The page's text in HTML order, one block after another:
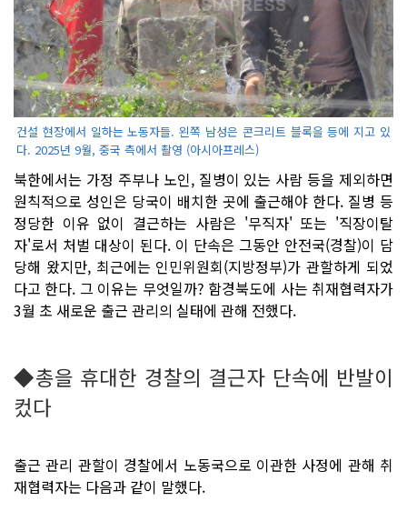
건설 현장에서 일하는 노동자들. 왼쪽 남성은 콘크리트 블록을 등에 지고 있
다. 2025년 9월, 중국 측에서 촬영 (아시아프레스)
북한에서는 가정 주부나 노인, 질병이 있는 사람 등을 제외하면
원칙적으로 성인은 당국이 배치한 곳에 출근해야 한다. 질병 등
정당한 이유 없이 결근하는 사람은 '무직자' 또는 '직장이탈
자'로서 처벌 대상이 된다. 이 단속은 그동안 안전국(경찰)이 담
당해 왔지만, 최근에는 인민위원회(지방정부)가 관할하게 되었
다고 한다. 그 이유는 무엇일까? 함경북도에 사는 취재협력자가
3월 초 새로운 출근 관리의 실태에 관해 전했다.
◆총을 휴대한 경찰의 결근자 단속에 반발이
컸다
출근 관리 관할이 경찰에서 노동국으로 이관한 사정에 관해 취
재협력자는 다음과 같이 말했다.